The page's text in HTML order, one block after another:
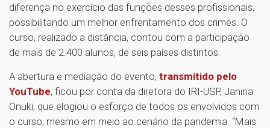
diferença no exercício das funções desses profissionais,
possibilitando um melhor enfrentamento dos crimes. O
curso, realizado a distância, contou com a participação
de mais de 2.400 alunos, de seis países distintos.
A abertura e mediação do evento, transmitido pelo
YouTube, ficou por conta da diretora do IRI-USP, Janina
Onuki, que elogiou o esforço de todos os envolvidos com
o curso, mesmo em meio ao cenário da pandemia. “Mais